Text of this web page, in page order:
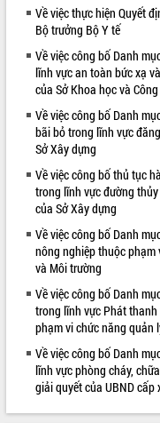
Lễ truy tặng danh hiệu “Bà Mẹ
Nam Anh hùng” và trao Huân
Lao động
UBND tỉnh Đắk Lắk triển khai
vụ 6 tháng cuối năm 2026
Kỳ họp thứ Hai, Hội đồng nhân
tỉnh khóa XI quyết nghị nhiều nội
quan trọng
Bí thư Tỉnh ủy Lương Nguyễn Minh
Triết thăm, tặng quà người có
cách mạng
văn hóa, thể thao đáp ứng yêu
phát triển mới
Thường trực HĐND tỉnh Đắk Lắk
mặt Đoàn chuyên gia y tế TP.
Minh
Lễ truy điệu và an táng hài cốt
tại Nghĩa trang Liệt sĩ xã Sơn
Bàn giải pháp tháo gỡ khó khăn
xuất khẩu sầu riêng và triển
định EUDR
ALBUM ẢNH
LIÊN KẾT WEB
Về việc thực hiện Quyết
Bộ trưởng Bộ Y tế
Về việc công bố Danh
lĩnh vực an toàn bức xạ
của Sở Khoa học và
Về việc công bố Danh
bãi bỏ trong lĩnh vực
Sở Xây dựng
Về việc công bố thủ tục
trong lĩnh vực đường
của Sở Xây dựng
Về việc công bố Danh
nông nghiệp thuộc phạm
và Môi trường
Về việc công bố Danh
trong lĩnh vực Phát
phạm vi chức năng quản
Về việc công bố Danh
lĩnh vực phòng cháy,
giải quyết của UBND